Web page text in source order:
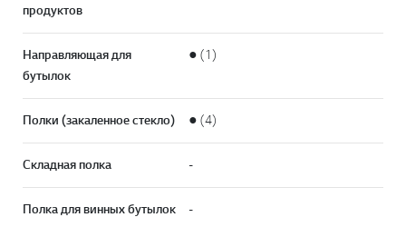
продуктов
Направляющая для
бутылок
● (1)
Полки (закаленное стекло) ● (4)
Складная полка -
Полка для винных бутылок -